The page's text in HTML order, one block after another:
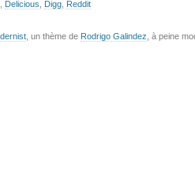
Delicious Digg Reddit
, un thème de Rodrigo Galindez , à peine